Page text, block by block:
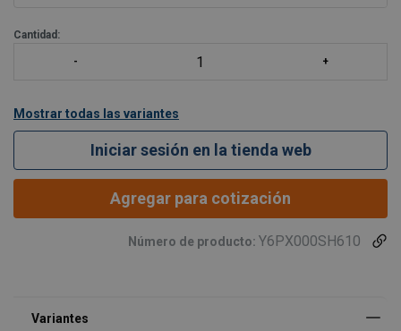
Cantidad:
Mostrar todas las variantes
Iniciar sesión en la tienda web
Agregar para cotización
Número de producto: Y6PX000SH610